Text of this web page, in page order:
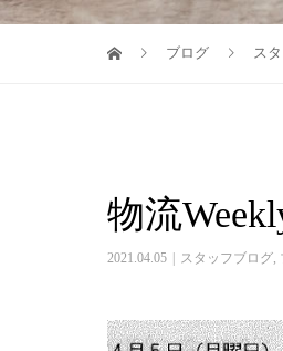
ブログ ス
物流
2021.04.05 スタッフブログ,